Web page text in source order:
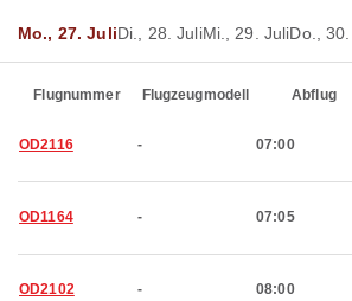
Mo., 27. JuliDi., 28. JuliMi., 29. JuliDo.,
Flugnummer Flugzeugmodell Abflug
OD2116 - 07:00
OD1164 - 07:05
OD2102 - 08:00